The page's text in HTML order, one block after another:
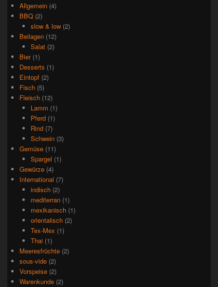
Allgemein (4)
BBQ (2)
slow & low(2)
Beilagen (12)
Salat(2)
Bier(1)
Desserts (1)
Eintopf (2)
Fisch (5)
Fleisch (12)
Lamm (1)
Pferd(1)
Rind(7)
Schwein(3)
Gemüse (11)
Spargel (1)
Gewürze (4)
International (7)
indisch(2)
mediterran(1)
mexikanisch(1)
orientalisch(2)
Tex-Mex (1)
Thai(1)
Meeresfrüchte (2)
sous-vide (2)
Vorspeise (2)
Warenkunde (2)